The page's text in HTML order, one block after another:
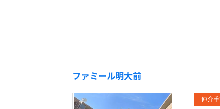
ファミール明大前
仲介